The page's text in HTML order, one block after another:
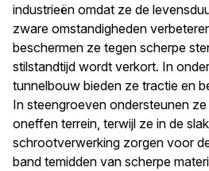
industrieën omdat ze de
zware omstandigheden
beschermen ze tegen scherpe
stilstandtijd wordt verkort. In
tunnelbouw bieden ze tractie en
In steengroeven ondersteunen
oneffen terrein, terwijl ze in de
schrootverwerking zorgen voor
band temidden van scherpe